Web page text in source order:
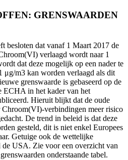
GRENSWAARDEN
besloten dat vanaf 1 Maart 2017 de
verlaagd wordt naar 1
dat deze mogelijk op een nader te
μg/m3 kan worden verlaagd als dit
grenswaarde is gebaseerd op de
ECHA in het kader van het
Hieruit blijkt dat de oude
verbindingen meer risico
De trend in beleid is dat deze
gesteld, dit is niet enkel Europees
Getuige ook de wettelijke
de USA. Zie voor een overzicht van
onderstaande tabel.